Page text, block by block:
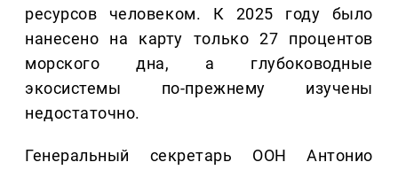
ресурсов человеком. К 2025 году было
нанесено на карту только 27 процентов
морского дна, а глубоководные
экосистемы по-прежнему изучены
недостаточно.
Генеральный секретарь ООН Антонио